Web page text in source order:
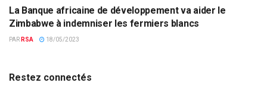
BAD
La Banque africaine de développement va aider le
Zimbabwe à indemniser les fermiers blancs
PAR RSA 18/05/2023
Restez connectés